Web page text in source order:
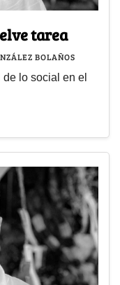
tarea
BOLAÑOS
lo social en el